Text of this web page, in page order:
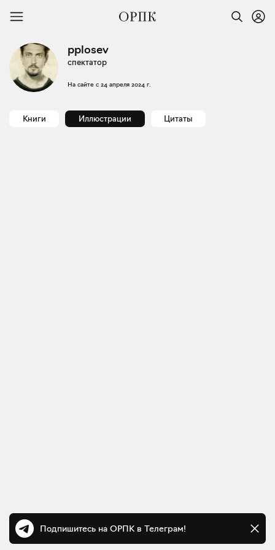
pplosev
спектатор
На сайте с 24 апреля 2024 г.
Книги Иллюстрации Цитаты
Подпишитесь на ОРПК в Телеграм!